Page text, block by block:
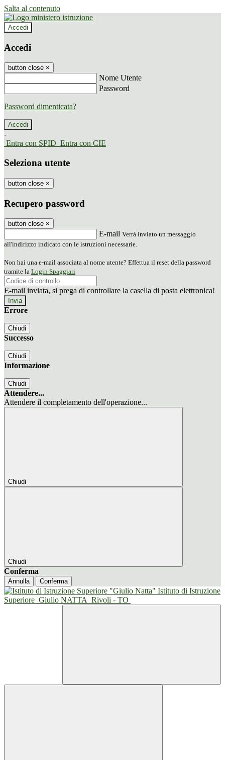
Salta al contenuto
Accedi
Accedi
button close ×
Nome Utente
Password
Password dimenticata?
-
Entra con SPID Entra con CIE
Seleziona utente
button close ×
Recupero password
button close ×
E-mail Verrà inviato un messaggio
all'indirizzo indicato con le istruzioni necessarie.
Non hai una e-mail associata al nome utente? Effettua il reset della password
tramite la Login Spaggiari
E-mail inviata, si prega di controllare la casella di posta elettronica!
Errore
Chiudi
Successo
Chiudi
Informazione
Chiudi
Attendere...
Attendere il completamento dell'operazione...
Chiudi
Chiudi
Conferma
Annulla Conferma
Istituto di Istruzione
Superiore Giulio NATTA Rivoli - TO